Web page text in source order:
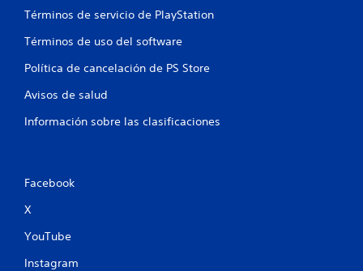
Términos de servicio de PlayStation
Términos de uso del software
Política de cancelación de PS Store
Avisos de salud
Información sobre las clasificaciones
Facebook
X
YouTube
Instagram